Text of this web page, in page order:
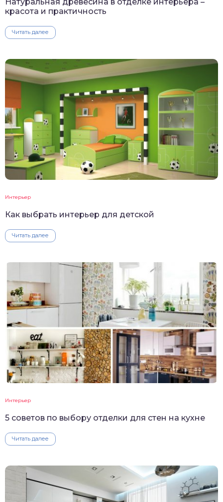
красота и практичность
Читать далее
Интерьер
Как выбрать интерьер для детской
Читать далее
Интерьер
5 советов по выбору отделки для стен на кухне
Читать далее